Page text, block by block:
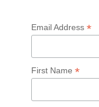
Email Address*
First Name*